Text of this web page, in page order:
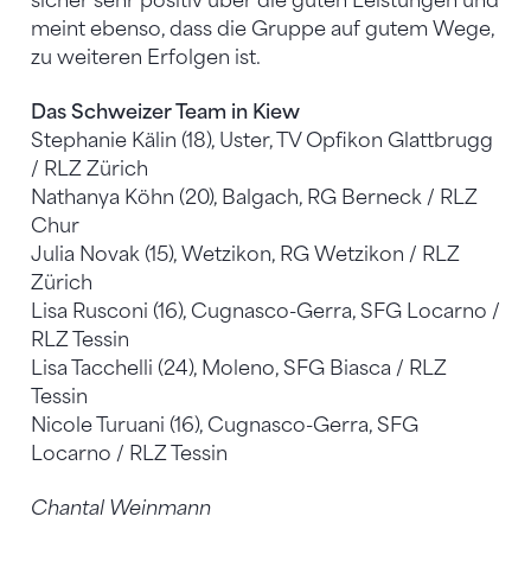
meint ebenso, dass die Gruppe auf gutem Wege,
zu weiteren Erfolgen ist.
Das Schweizer Team in Kiew
Stephanie Kälin (18), Uster, TV Opfikon Glattbrugg
/ RLZ Zürich
Nathanya Köhn (20), Balgach, RG Berneck / RLZ
Chur
Julia Novak (15), Wetzikon, RG Wetzikon / RLZ
Zürich
Lisa Rusconi (16), Cugnasco-Gerra, SFG Locarno /
RLZ Tessin
Lisa Tacchelli (24), Moleno, SFG Biasca / RLZ
Tessin
Nicole Turuani (16), Cugnasco-Gerra, SFG
Locarno / RLZ Tessin
Chantal Weinmann